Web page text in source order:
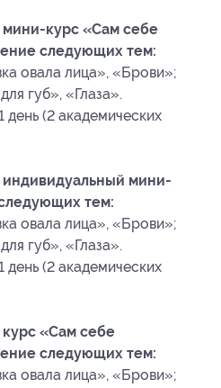
мини-курс «Сам себе
следующих тем:
овала лица», «Брови»;
губ», «Глаза».
(2 академических
индивидуальный мини-
тем:
овала лица», «Брови»;
губ», «Глаза».
(2 академических
курс «Сам себе
следующих тем:
овала лица», «Брови»;